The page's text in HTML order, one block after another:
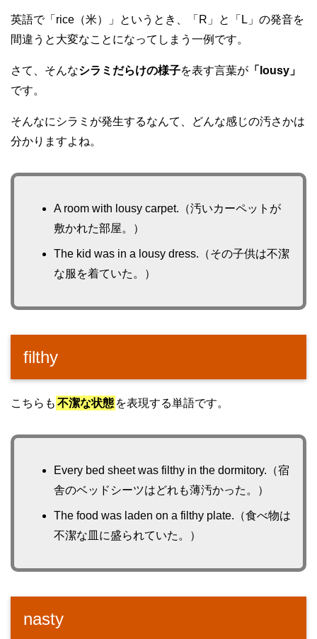
英語で「rice（米）」というとき、「R」と「L」の発音を
間違うと大変なことになってしまう一例です。
さて、そんなシラミだらけの様子を表す言葉が 「lousy」
です。
そんなにシラミが発生するなんて、どんな感じの汚さかは
分かりますよね。
A room with lousy carpet.（汚いカーペットが
敷かれた部屋。）
The kid was in a lousy dress.（その子供は不潔
な服を着ていた。）
filthy
こちらも 不潔な状態 を表現する単語です。
Every bed sheet was filthy in the dormitory.（宿
舎のベッドシーツはどれも薄汚かった。）
The food was laden on a filthy plate.（食べ物は
不潔な皿に盛られていた。）
nasty